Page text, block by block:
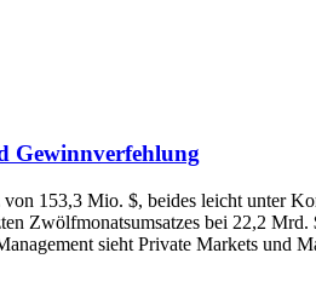
Gewinnverfehlung
153,3 Mio. $, beides leicht unter
Zwölfmonatsumsatzes bei 22,2
sieht Private Markets und